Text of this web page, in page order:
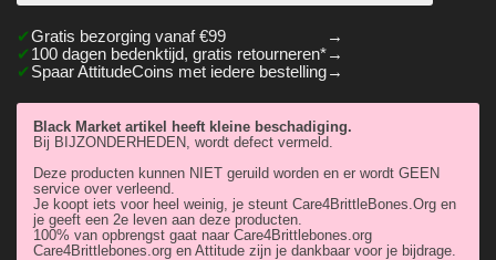
Gratis bezorging vanaf €99
100 dagen bedenktijd, gratis retourneren*
Spaar AttitudeCoins met iedere bestelling
Black Market artikel heeft kleine beschadiging.
Bij BIJZONDERHEDEN, wordt defect vermeld.
Deze producten kunnen NIET geruild worden en er wordt GEEN
service over verleend.
Je koopt iets voor heel weinig, je steunt Care4BrittleBones.Org en
je geeft een 2e leven aan deze producten.
100% van opbrengst gaat naar Care4Brittlebones.org
Care4Brittlebones.org en Attitude zijn je dankbaar voor je bijdrage.